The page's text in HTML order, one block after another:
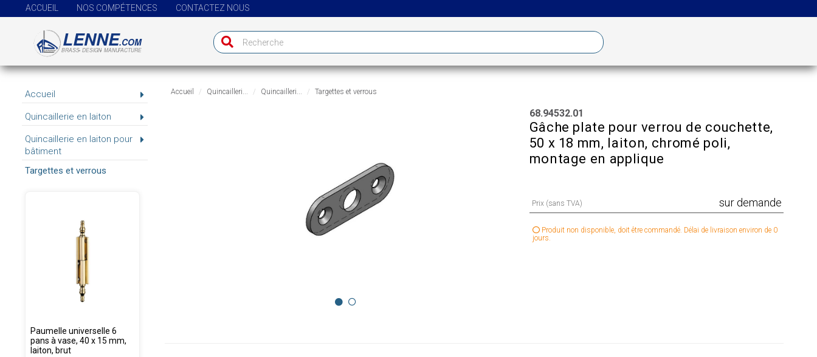
ACCUEIL NOS COMPÉTENCES CONTACTEZ NOUS
Accueil
Quincaillerie en laiton
Quincaillerie en laiton pour
bâtiment
Targettes et verrous
Paumelle universelle 6
pans à vase, 40 x 15 mm,
laiton, brut
Accueil Quincailleri... Quincailleri... Targettes et verrous
68.94532.01
Gâche plate pour verrou de couchette,
50 x 18 mm, laiton, chromé poli,
montage en applique
Prix (sans TVA) sur demande
Produit non disponible, doit être commandé. Délai de livraison environ de 0
jours.